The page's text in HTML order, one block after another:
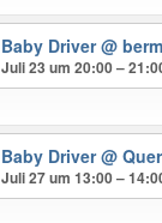
Baby Driver@
Juli 23 um 20:00 –
Baby Driver@
Juli 27 um 13:00 –